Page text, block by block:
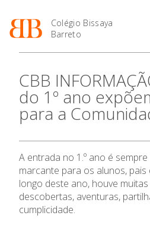
Colégio Bissaya
Barreto
Projeto Educativo
Organização
Colaboradores Docentes
Instalações
Ofertas de emprego
Regulamentos
Jornal “O Coreto”
Oferta
Enriquecimento Curricular
Oferta Curricular
Atividades Extracurriculares
Atividades de Interrupção
Letiva
Academia de LínguasEnsino
Profissionais
Matrículas
Horários e Manuais
Termalismo
Curso de Técnico/a de Apoio
à Família e à Comunidade
Ofertas de Emprego
2027
Calendários
Portal do Professor
de Educação
SIGE
Secretariado de Exames
CBB
do 1º ano
para a
A entrada no 1.º ano é
marcante para os alunos,
longo deste ano, houve
descobertas, aventuras,
cumplicidade.